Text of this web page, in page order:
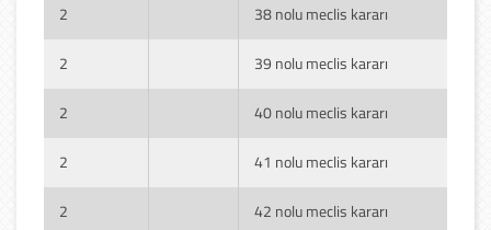
2 38 nolu meclis kararı
2 39 nolu meclis kararı
2 40 nolu meclis kararı
2 41 nolu meclis kararı
2 42 nolu meclis kararı